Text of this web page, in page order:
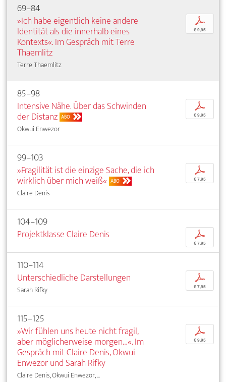
69–84
»Ich habe eigentlich keine andere
Identität als die innerhalb eines
Kontexts«. Im Gespräch mit Terre
Thaemlitz
Terre Thaemlitz
p
€ 9,95
85–98
Intensive Nähe. Über das Schwinden
der Distanz ABO
Okwui Enwezor
p
€ 9,95
99–103
»Fragilität ist die einzige Sache, die ich
wirklich über mich weiß« ABO
Claire Denis
p
€ 7,95
104–109
Projektklasse Claire Denis
p
€ 7,95
110–114
Unterschiedliche Darstellungen
Sarah Rifky
p
€ 7,95
115–125
»Wir fühlen uns heute nicht fragil,
aber möglicherweise morgen…«. Im
Gespräch mit Claire Denis, Okwui
Enwezor und Sarah Rifky
Claire Denis, Okwui Enwezor, ...
p
€ 9,95